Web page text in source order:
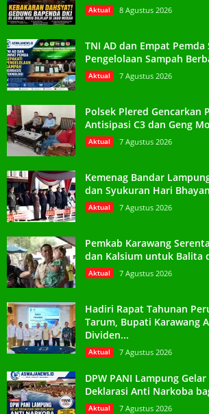
Aktual 8 Agustus 2026
TNI AD dan Empat Pemda
Pengelolaan Sampah
Aktual 7 Agustus 2026
Polsek Plered Gencarkan
Antisipasi C3 dan Geng
Aktual 7 Agustus 2026
Kemenag Bandar
dan Syukuran Hari
Aktual 7 Agustus 2026
Pemkab Karawang
dan Kalsium untuk Balita
Aktual 7 Agustus 2026
Hadiri Rapat Tahunan
Tarum, Bupati Karawang
Dividen...
Aktual 7 Agustus 2026
DPW PANI Lampung
Deklarasi Anti Narkoba
Aktual 7 Agustus 2026